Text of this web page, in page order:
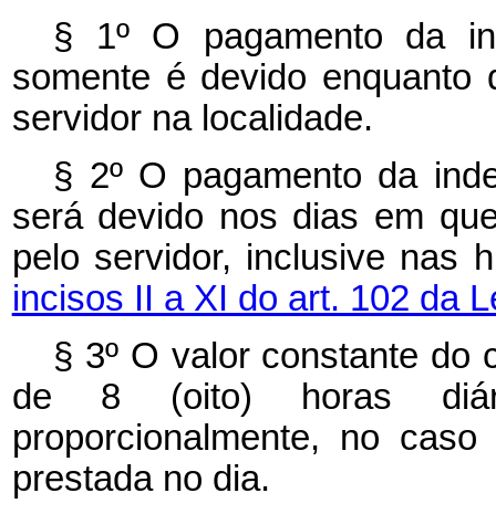
§ 1º O pagamento da
somente é devido
servidor na localidade.
§ 2º O pagamento da
será devido nos dias em
pelo servidor, inclusive nas
incisos II a XI do art. 102 da
§ 3º O valor constante do
de 8 (oito) horas
proporcionalmente, no
prestada no dia.